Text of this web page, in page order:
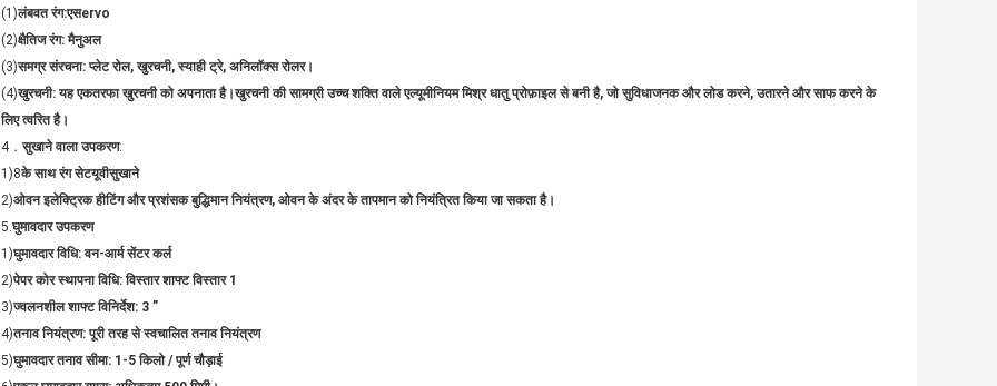
(1)लंबवत रंग:एसervo
(2)क्षैतिज रंग: मैनुअल
(3)समग्र संरचना: प्लेट रोल, खुरचनी, स्याही ट्रे, अनिलॉक्स रोलर।
(4)खुरचनी: यह एकतरफा खुरचनी को अपनाता है।खुरचनी की सामग्री उच्च शक्ति वाले एल्यूमीनियम मिश्र धातु प्रोफ़ाइल से बनी है, जो सुविधाजनक और लोड करने, उतारने और साफ करने के
लिए त्वरित है।
4． सुखाने वाला उपकरण:
1)8के साथ रंग सेटयूवीसुखाने
2)ओवन इलेक्ट्रिक हीटिंग और प्रशंसक बुद्धिमान नियंत्रण, ओवन के अंदर के तापमान को नियंत्रित किया जा सकता है।
5.घुमावदार उपकरण
1)घुमावदार विधि: वन-आर्म सेंटर कर्ल
2)पेपर कोर स्थापना विधि: विस्तार शाफ्ट विस्तार 1
3)ज्वलनशील शाफ्ट विनिर्देश: 3 ”
4)तनाव नियंत्रण: पूरी तरह से स्वचालित तनाव नियंत्रण
5)घुमावदार तनाव सीमा: 1-5 किलो / पूर्ण चौड़ाई